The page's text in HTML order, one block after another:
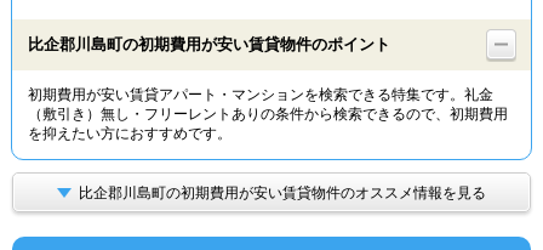
物件特集から
TOP
比企郡川島町の初期費用が安い賃貸物件のポイント
初期費用が安い賃貸アパート・マンションを検索できる特集です。礼金
（敷引き）無し・フリーレントありの条件から検索できるので、初期費用
を抑えたい方におすすめです。
比企郡川島町の初期費用が安い賃貸物件のオススメ情報を見る